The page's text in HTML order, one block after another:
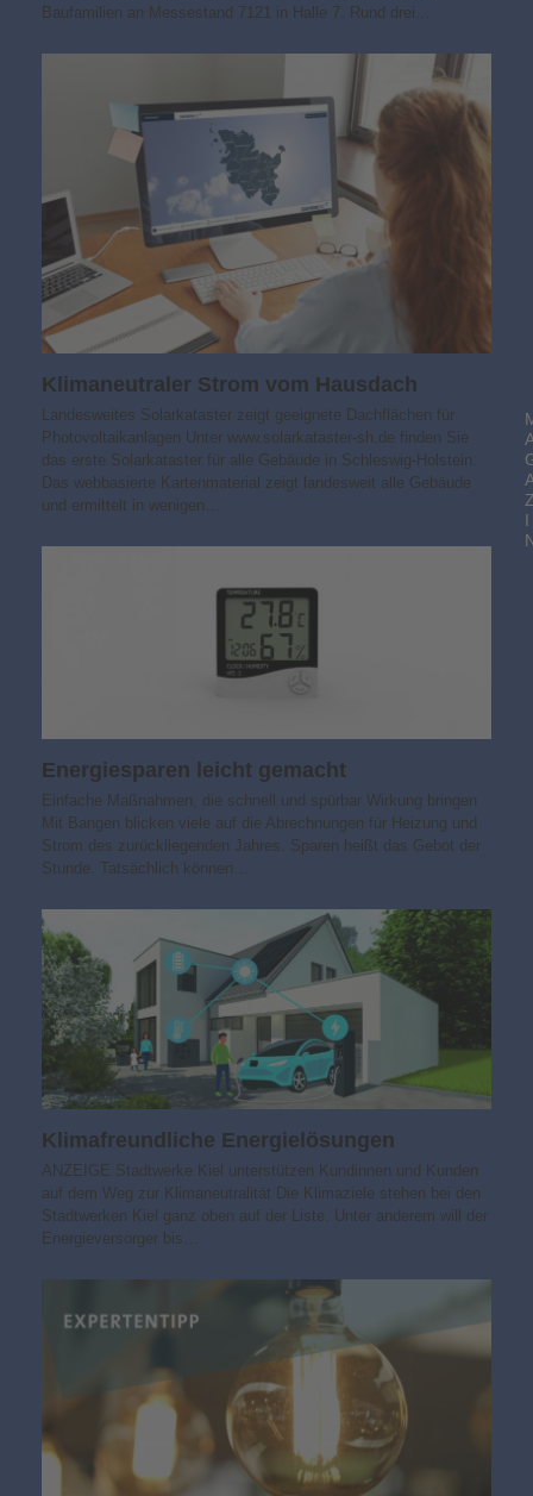
Baufamilien an Messestand 7121 in Halle 7. Rund drei…
Klimaneutraler Strom vom Hausdach
Landesweites Solarkataster zeigt geeignete Dachflächen für
Photovoltaikanlagen Unter www.solarkataster-sh.de finden Sie
das erste Solarkataster für alle Gebäude in Schleswig-Holstein.
Das webbasierte Kartenmaterial zeigt landesweit alle Gebäude
und ermittelt in wenigen…
Energiesparen leicht gemacht
Einfache Maßnahmen, die schnell und spürbar Wirkung bringen
Mit Bangen blicken viele auf die Abrechnungen für Heizung und
Strom des zurückliegenden Jahres. Sparen heißt das Gebot der
Stunde. Tatsächlich können…
Klimafreundliche Energielösungen
ANZEIGE Stadtwerke Kiel unterstützen Kundinnen und Kunden
auf dem Weg zur Klimaneutralität Die Klimaziele stehen bei den
Stadtwerken Kiel ganz oben auf der Liste. Unter anderem will der
Energieversorger bis…
I